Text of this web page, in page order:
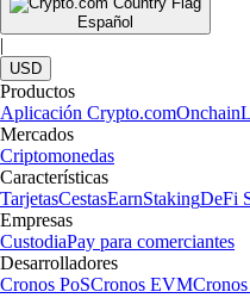
Español
|
USD
Productos
Aplicación Crypto.comOnchain
Mercados
Criptomonedas
Características
TarjetasCestasEarnStakingDeFi
Empresas
CustodiaPay para comerciantes
Desarrolladores
Cronos PoSCronos EVM